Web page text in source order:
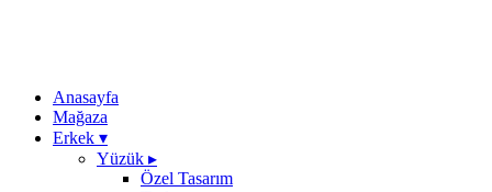
Anasayfa
Mağaza
Erkek ▾
Yüzük ▸
Özel Tasarım